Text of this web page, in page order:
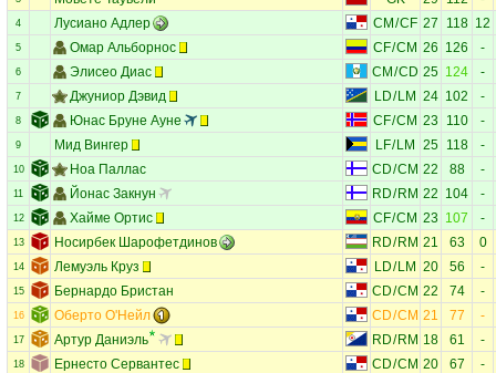
4 Лусиано Адлер CM /CF 27 118 12
5 Омар Альборнос CF/CM 26 126 -
6 Элисео Диас CM /CD 25 124 -
7 Джуниор Дэвид LD/ LM 24 102 -
8 Юнас Бруне Ауне CF/CM 23 110 -
9 Мид Вингер LF/ LM 25 118 -
10 Ноа Паллас CD/CM 22 88 -
11 Йонас Закнун RD/ RM 22 104 -
12 Хайме Ортис CF/CM 23 107 -
13 Носирбек Шарофетдинов RD/ RM 21 63 0
14 Лемуэль Круз LD/ LM 20 56 -
15 Бернардо Бристан CD/CM 22 74 -
16 Оберто О'Нейл CD/CM 21 77 -
17 Артур Даниэль RD/ RM 18 61 -
18 Ернесто Сервантес CD/CM 20 67 -